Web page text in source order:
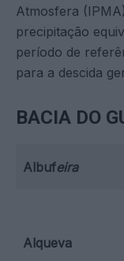
Atmosfera
precipitação
período de
para a descida
BACIA DO
Albufeira
Alqueva